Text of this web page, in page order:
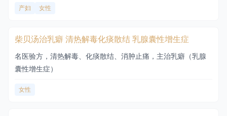
产妇 女性
柴贝汤治乳癖 清热解毒化痰散结 乳腺囊性增生症
名医验方，清热解毒、化痰散结、消肿止痛，主治乳癖（乳腺
囊性增生症）
女性